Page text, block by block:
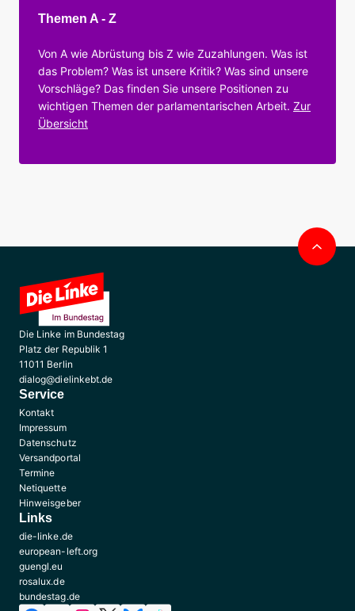
Themen A - Z
Von A wie Abrüstung bis Z wie Zuzahlungen. Was ist
das Problem? Was ist unsere Kritik? Was sind unsere
Vorschläge? Das finden Sie unsere Positionen zu
wichtigen Themen der parlamentarischen Arbeit. Zur
Übersicht
Die Linke im Bundestag
Platz der Republik 1
11011 Berlin
dialog@dielinkebt.de
Service
Kontakt
Impressum
Datenschutz
Versandportal
Termine
Netiquette
Hinweisgeber
Links
die-linke.de
european-left.org
guengl.eu
rosalux.de
bundestag.de